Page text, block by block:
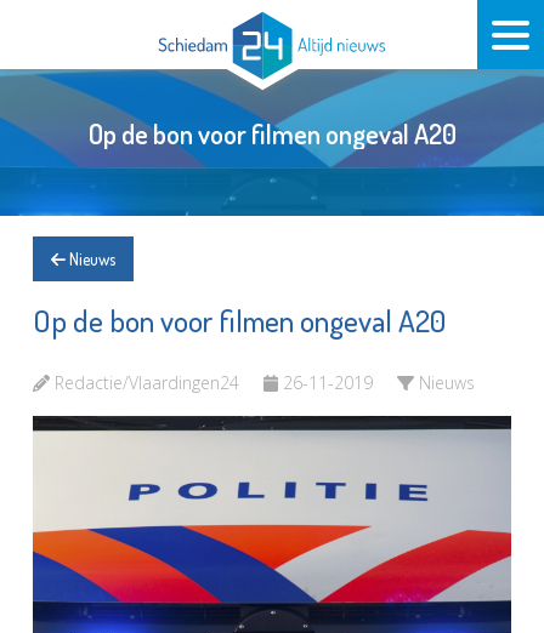
Op de bon voor filmen ongeval A20
Nieuws
Op de bon voor filmen ongeval A20
Redactie/Vlaardingen24 26-11-2019 Nieuws